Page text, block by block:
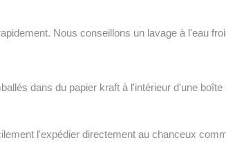
Nous conseillons un lavage à l'eau
dans du papier kraft à l'intérieur d'une
l'expédier directement au chanceux